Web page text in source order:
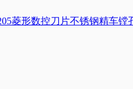
菱形数控刀片不锈钢精车镗